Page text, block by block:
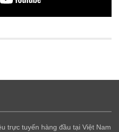
trực tuyến hàng đầu tại Việt Nam